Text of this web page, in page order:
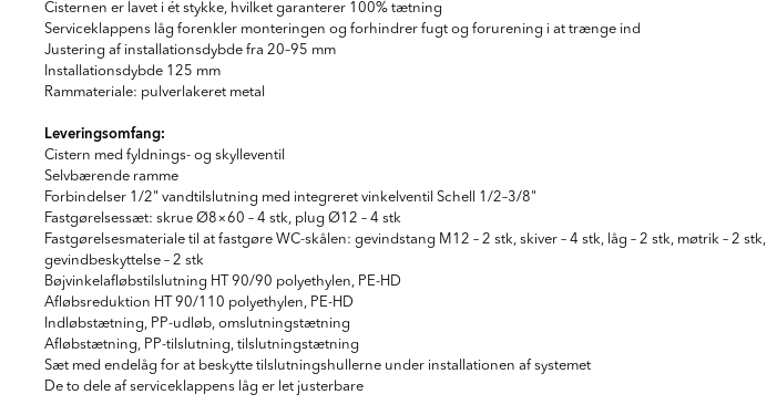
Cisternen er lavet i ét stykke, hvilket garanterer 100% tætning
Serviceklappens låg forenkler monteringen og forhindrer fugt og forurening i at trænge ind
Justering af installationsdybde fra 20–95 mm
Installationsdybde 125 mm
Rammateriale: pulverlakeret metal
Leveringsomfang:
Cistern med fyldnings- og skylleventil
Selvbærende ramme
Forbindelser 1/2" vandtilslutning med integreret vinkelventil Schell 1/2–3/8"
Fastgørelsessæt: skrue Ø8×60 – 4 stk, plug Ø12 – 4 stk
Fastgørelsesmateriale til at fastgøre WC-skålen: gevindstang M12 – 2 stk, skiver – 4 stk, låg – 2 stk, møtrik – 2 stk,
gevindbeskyttelse – 2 stk
Bøjvinkelafløbstilslutning HT 90/90 polyethylen, PE-HD
Afløbsreduktion HT 90/110 polyethylen, PE-HD
Indløbstætning, PP-udløb, omslutningstætning
Afløbstætning, PP-tilslutning, tilslutningstætning
Sæt med endelåg for at beskytte tilslutningshullerne under installationen af systemet
De to dele af serviceklappens låg er let justerbare